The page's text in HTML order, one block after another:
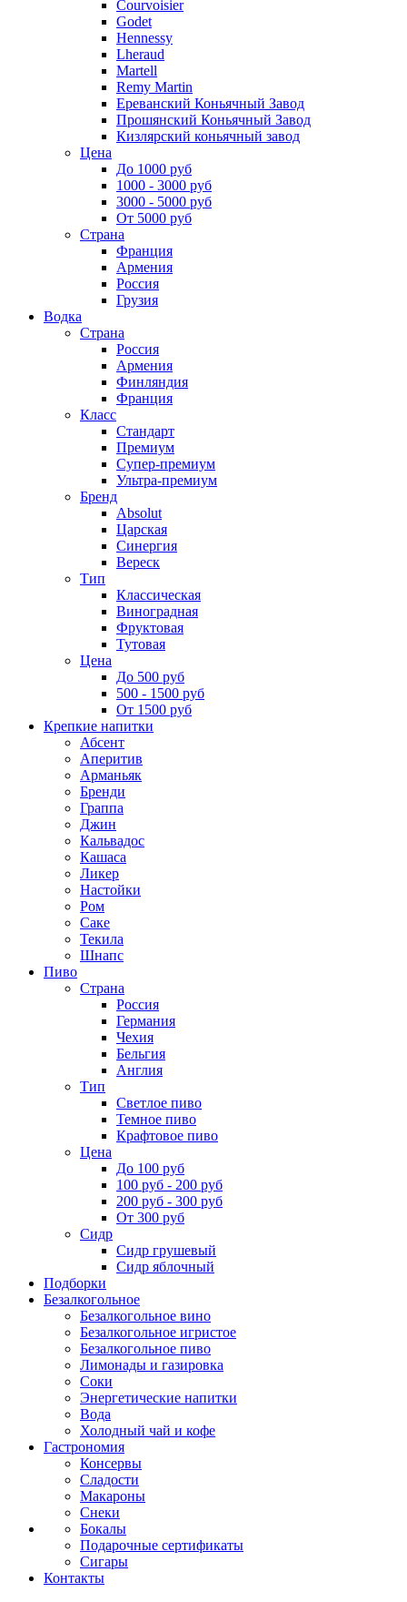
Courvoisier
Godet
Hennessy
Lheraud
Martell
Remy Martin
Ереванский Коньячный Завод
Прошянский Коньячный Завод
Кизлярский коньячный завод
Цена
До 1000 руб
1000 - 3000 руб
3000 - 5000 руб
От 5000 руб
Страна
Франция
Армения
Россия
Грузия
Водка
Страна
Россия
Армения
Финляндия
Франция
Класс
Стандарт
Премиум
Супер-премиум
Ультра-премиум
Бренд
Absolut
Царская
Синергия
Вереск
Тип
Классическая
Виноградная
Фруктовая
Тутовая
Цена
До 500 руб
500 - 1500 руб
От 1500 руб
Крепкие напитки
Абсент
Аперитив
Арманьяк
Бренди
Граппа
Джин
Кальвадос
Кашаса
Ликер
Настойки
Ром
Саке
Текила
Шнапс
Пиво
Страна
Россия
Германия
Чехия
Бельгия
Англия
Тип
Светлое пиво
Темное пиво
Крафтовое пиво
Цена
До 100 руб
100 руб - 200 руб
200 руб - 300 руб
От 300 руб
Сидр
Сидр грушевый
Сидр яблочный
Подборки
Безалкогольное
Безалкогольное вино
Безалкогольное игристое
Безалкогольное пиво
Лимонады и газировка
Соки
Энергетические напитки
Вода
Холодный чай и кофе
Гастрономия
Консервы
Сладости
Макароны
Снеки
Бокалы
Подарочные сертификаты
Сигары
Контакты